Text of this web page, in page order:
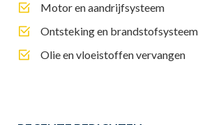
Motor en aandrijfsysteem
Ontsteking en brandstofsysteem
Olie en vloeistoffen vervangen